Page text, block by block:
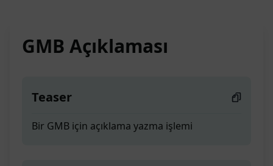
GMB Açıklaması
Teaser
Bir GMB için açıklama yazma işlemi